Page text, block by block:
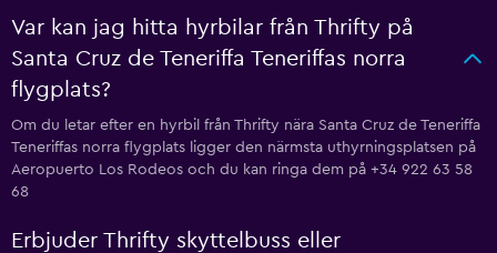
Var kan jag hitta hyrbilar från Thrifty på
Santa Cruz de Teneriffa Teneriffas norra
flygplats?
Om du letar efter en hyrbil från Thrifty nära Santa Cruz de Teneriffa
Teneriffas norra flygplats ligger den närmsta uthyrningsplatsen på
Aeropuerto Los Rodeos och du kan ringa dem på +34 922 63 58
68
Erbjuder Thrifty skyttelbuss eller